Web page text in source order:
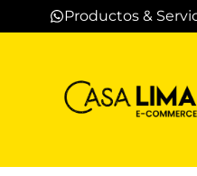
Productos &